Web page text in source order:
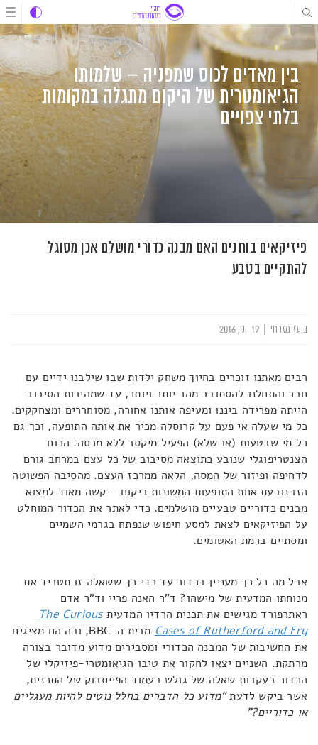
דלג
לתוכן
דלג
לתוכן
דלג
לניווט
בין מאדים לכוס שמפניה – שלמותו
הגיאומטרית של היקום מתגלה במקומות
בלתי צפויים
פיזיקאים בוחנים האם מבנה כדורי מושלם אכן מסוגל
להתקיים בטבע
בועז מזרחי
רבים מאתנו זוכרים בחיוך משחק ילדות שבו שילבנו ידיים עם
חבר והתחלנו להסתובב מהר יותר ויותר, עד שמהירות הסיבוב
הייתה מפרידה ביננו ומעיפה אותנו אחורה, מסוחררים ומצחקקים.
כל מי שעלה אי פעם על קרוסלה מכיר את אותה התופעה, וכך גם
כל מי שבטעות (או שלא) הפעיל מיקסר ללא מכסה. הכוח
הצנטריפוגלי שנובע כתוצאה מסיבוב של כל עצם במרחב גורם
לדחיפה ופיזור של המסה, הלאה ממרכז העצם. מהסיבה הפשוטה
הזו נובעת אחת התופעות המשונות ביקום – קשה מאוד למצוא
מבנים כדוריים טבעיים מושלמים. כדי לאתר את הכדור המוחלט
על הפיזיקאים לצאת למסע חיפוש שנפתח בגרמי השמיים
ומסתיים ברמת האטומים.
אבל מה כל כך מעניין בכדור עד כדי כך ששאלה זו תטריד את
מנוחתו המדעית של מישהו? ד"ר האנה פריי וד"ר אדם
ראתרפורד מגישים את תכנית הרדיו המדעיתThe Curious
Cases of Rutherford and Fry
מבית ה-BBC, ובה הם מציגים
את החשיבות של המבנה הכדורי ומסבירים מדוע מדובר בצורה
מרתקת. השניים יצאו לחקור את טיבו הגיאומטרי-פיזיקלי של
הכדור בעקבות שאלה של גולש בעמוד הפייסבוק של התכנית,
אשר ביקש לדעת"מדוע כל הדברים בחלל נוטים להיות מעגליים
או כדוריים?"